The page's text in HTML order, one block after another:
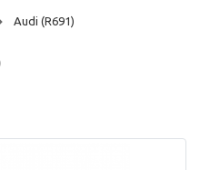
Audi (R691)